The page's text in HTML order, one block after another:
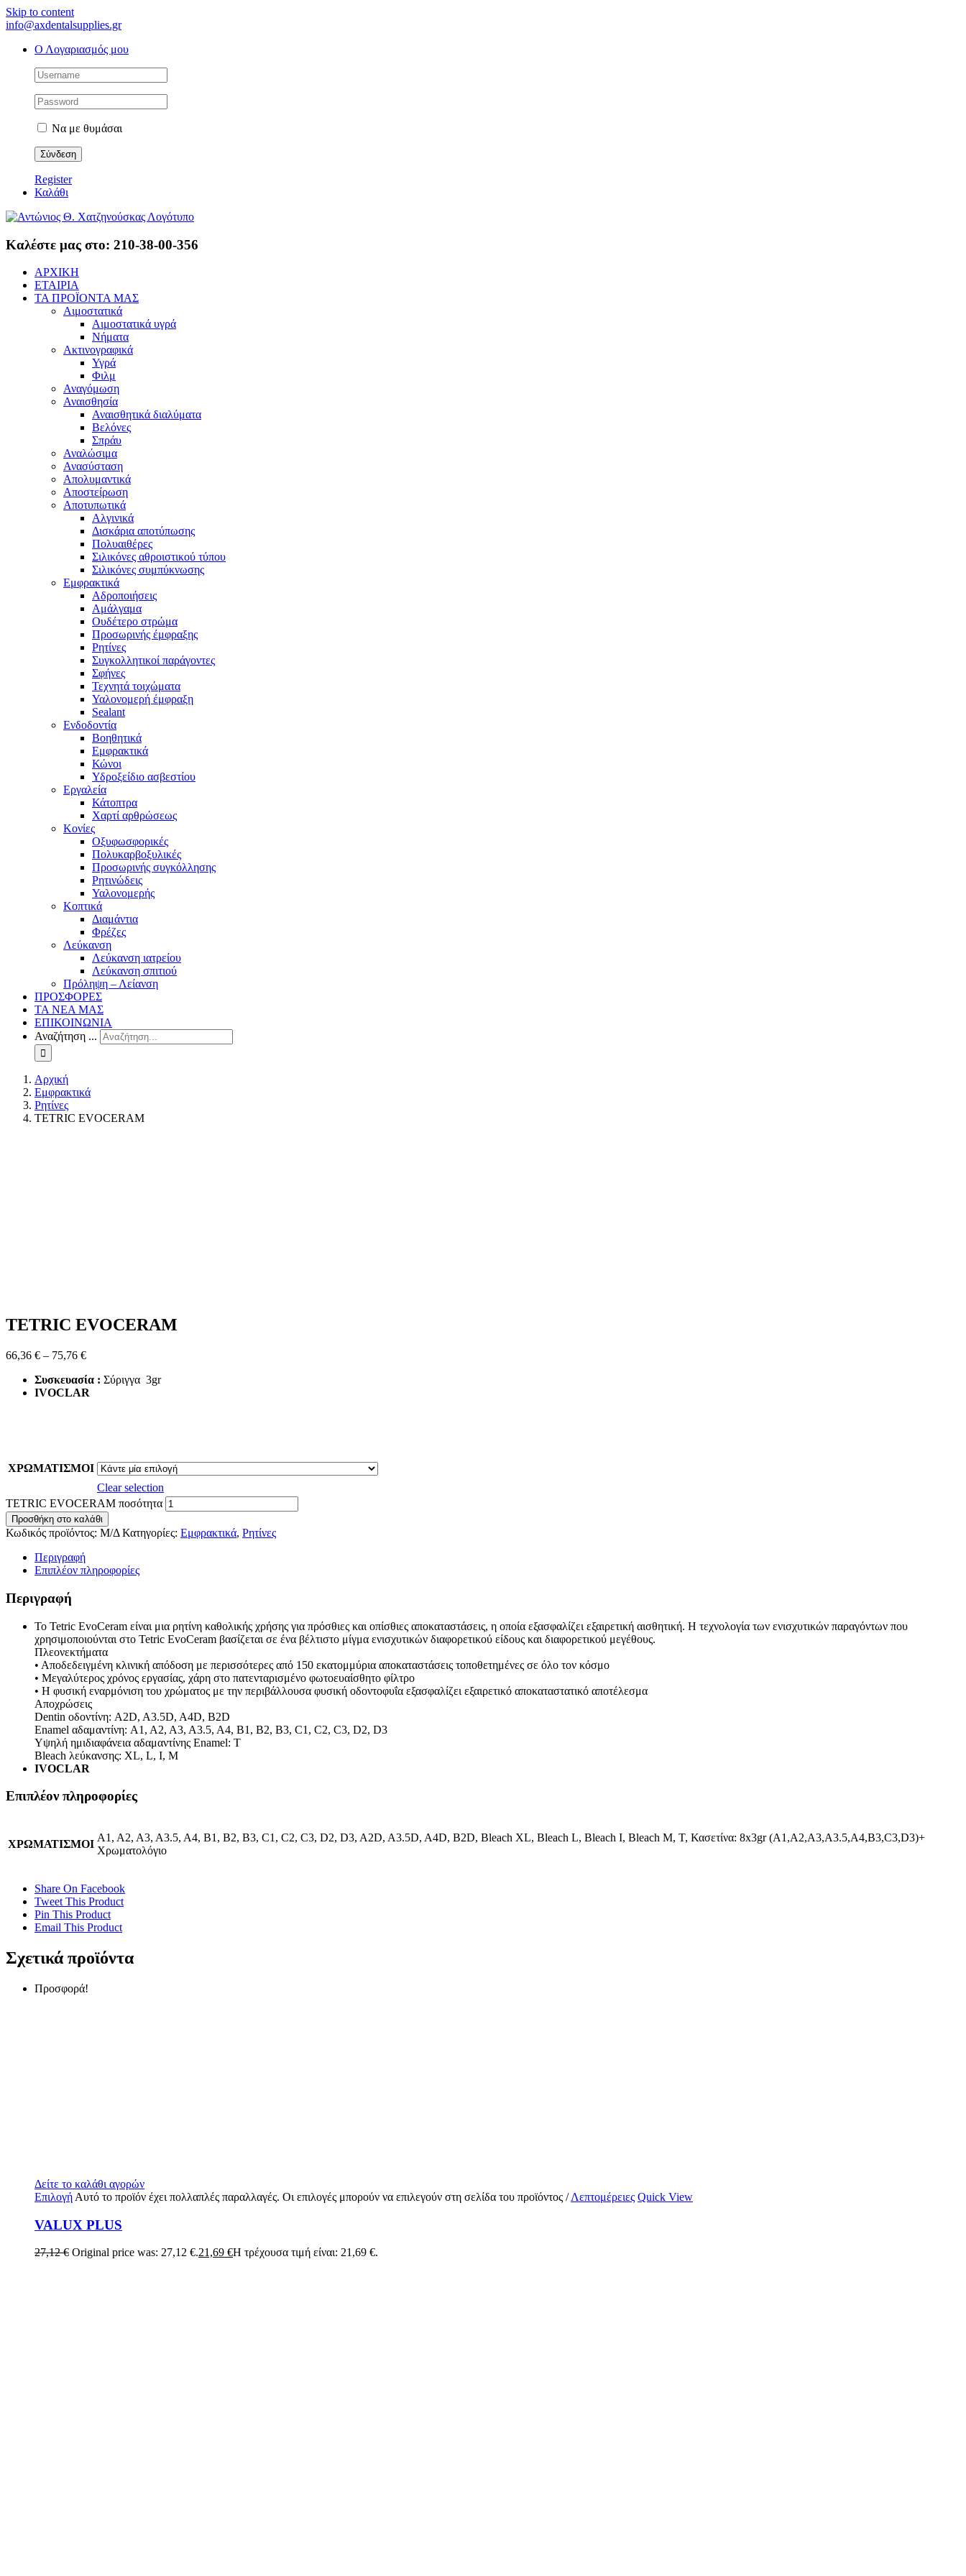
Skip to content
info@axdentalsupplies.gr
Ο Λογαριασμός μου
Να με θυμάσαι
Register
Καλάθι
Καλέστε μας στο: 210-38-00-356
ΑΡΧΙΚΗ
ΕΤΑΙΡΙΑ
ΤΑ ΠΡΟΪΟΝΤΑ ΜΑΣ
Αιμοστατικά
Αιμοστατικά υγρά
Νήματα
Ακτινογραφικά
Υγρά
Φιλμ
Αναγόμωση
Αναισθησία
Αναισθητικά διαλύματα
Βελόνες
Σπράυ
Αναλώσιμα
Ανασύσταση
Απολυμαντικά
Αποστείρωση
Αποτυπωτικά
Αλγινικά
Δισκάρια αποτύπωσης
Πολυαιθέρες
Σιλικόνες αθροιστικού τύπου
Σιλικόνες συμπύκνωσης
Εμφρακτικά
Αδροποιήσεις
Αμάλγαμα
Ουδέτερο στρώμα
Προσωρινής έμφραξης
Ρητίνες
Συγκολλητικοί παράγοντες
Σφήνες
Τεχνητά τοιχώματα
Υαλονομερή έμφραξη
Sealant
Ενδοδοντία
Βοηθητικά
Εμφρακτικά
Κώνοι
Υδροξείδιο ασβεστίου
Εργαλεία
Κάτοπτρα
Χαρτί αρθρώσεως
Κονίες
Οξυφωσφορικές
Πολυκαρβοξυλικές
Προσωρινής συγκόλλησης
Ρητινώδεις
Υαλονομερής
Κοπτικά
Διαμάντια
Φρέζες
Λεύκανση
Λεύκανση ιατρείου
Λεύκανση σπιτιού
Πρόληψη – Λείανση
ΠΡΟΣΦΟΡΕΣ
ΤΑ ΝΕΑ ΜΑΣ
ΕΠΙΚΟΙΝΩΝΙΑ
Αναζήτηση ...
Αρχική
Εμφρακτικά
Ρητίνες
TETRIC EVOCERAM
TETRIC EVOCERAM
66,36 € – 75,76 €
Συσκευασία : Σύριγγα 3gr
IVOCLAR
ΧΡΩΜΑΤΙΣΜΟΙ
Clear selection
TETRIC EVOCERAM ποσότητα
Προσθήκη στο καλάθι
Κωδικός προϊόντος: Μ/Δ Κατηγορίες: Εμφρακτικά, Ρητίνες
Περιγραφή
Επιπλέον πληροφορίες
Περιγραφή
Το Tetric EvoCeram είναι μια ρητίνη καθολικής χρήσης για πρόσθιες και οπίσθιες αποκαταστάσεις, η οποία εξασφαλίζει εξαιρετική αισθητική. Η τεχνολογία των ενισχυτικών παραγόντων που
χρησιμοποιούνται στο Tetric EvoCeram βασίζεται σε ένα βέλτιστο μίγμα ενισχυτικών διαφορετικού είδους και διαφορετικού μεγέθους.
Πλεονεκτήματα
• Αποδεδειγμένη κλινική απόδοση με περισσότερες από 150 εκατομμύρια αποκαταστάσεις τοποθετημένες σε όλο τον κόσμο
• Μεγαλύτερος χρόνος εργασίας, χάρη στο πατενταρισμένο φωτοευαίσθητο φίλτρο
• Η φυσική εναρμόνιση του χρώματος με την περιβάλλουσα φυσική οδοντοφυΐα εξασφαλίζει εξαιρετικό αποκαταστατικό αποτέλεσμα
Αποχρώσεις
Dentin οδοντίνη: A2D, A3.5D, A4D, B2D
Enamel αδαμαντίνη: A1, A2, A3, A3.5, A4, B1, B2, B3, C1, C2, C3, D2, D3
Υψηλή ημιδιαφάνεια αδαμαντίνης Enamel: T
Bleach λεύκανσης: XL, L, I, M
IVOCLAR
Επιπλέον πληροφορίες
ΧΡΩΜΑΤΙΣΜΟΙ
Α1, Α2, Α3, Α3.5, Α4, Β1, Β2, Β3, C1, C2, C3, D2, D3, A2D, A3.5D, A4D, B2D, Bleach XL, Bleach L, Bleach I, Bleach M, T, Κασετίνα: 8x3gr (A1,A2,A3,A3.5,A4,B3,C3,D3)+
Χρωματολόγιο
Share On Facebook
Tweet This Product
Pin This Product
Email This Product
Σχετικά προϊόντα
Προσφορά!
Δείτε το καλάθι αγορών
Επιλογή Αυτό το προϊόν έχει πολλαπλές παραλλαγές. Οι επιλογές μπορούν να επιλεγούν στη σελίδα του προϊόντος / Λεπτομέρειες Quick View
VALUX PLUS
27,12€ Original price was: 27,12 €.21,69 €Η τρέχουσα τιμή είναι: 21,69 €.